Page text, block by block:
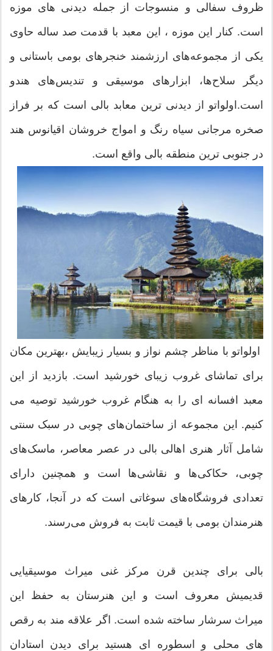
ظروف سفالی و منسوجات از جمله دیدنی های موزه
است. کنار این موزه ، این معبد با قدمت صد ساله حاوی
یکی از مجموعه‌های ارزشمند خنجرهای بومی باستانی و
دیگر سلاح‌ها، ابزار‌های موسیقی و تندیس‌های هندو
است.اولواتو از دیدنی ترین معابد بالی است که بر فراز
صخره مرجانی سیاه رنگ و امواج خروشان اقیانوس هند
در جنوبی ترین منطقه بالی واقع است.
اولواتو با مناظر چشم نواز و بسیار زیبایش ،بهترین مکان
برای تماشای غروب زیبای خورشید است. بازدید از این
معبد افسانه ای را به هنگام غروب خورشید توصیه می
کنیم. این مجموعه از ساختمان‌های چوبی در سبک سنتی
شامل آثار هنری اهالی بالی در عصر معاصر، ماسک‌های
چوبی، حکاکی‌ها و نقاشی‌ها است و همچنین دارای
تعدادی فروشگاه‌های سوغاتی است که در آنجا، کارهای
هنرمندان بومی با قیمت ثابت به فروش می‌رسند.
بالی برای چندین قرن مرکز غنی میراث موسیقیایی
قدیمیش معروف است و این هنرستان به حفظ این
میراث سرشار ساخته شده است. اگر علاقه مند به رقص
های محلی و اسطوره ای هستید برای دیدن استادان